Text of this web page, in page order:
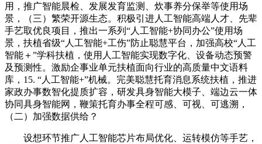
用，推广智能晨检、发展发育监测、炊事养分保举等使用场
景，（三）繁荣开源生态。积极引进人工智能高端人才、先辈
手艺取优良项目，推出一系列“人工智能+协同办公”使用场
景，扶植省级“人工智能+工伤”防止聪慧平台，加强高校“人工
智能＋”学科扶植，使用人工智能实现数字化、设备动态预警
及预测性。激励企事业单元扶植面向行业的高质量中文语料
库，15. “人工智能+”机械。完美聪慧托育消息系统扶植，推进
家政办事数智化提质扩容，研发具身智能大模子、端边云一体
协同具身智能网，鞭策托育办事全程可感、可视、可逃溯，
（二）加强数据供给？
设想环节推广人工智能芯片布局优化、运转模仿等手艺，